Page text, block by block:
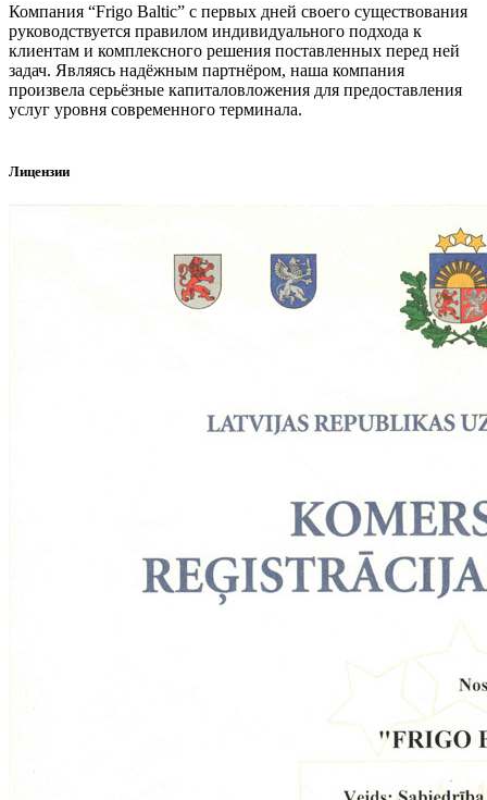
Компания “Frigo Baltic” с первых дней своего существования
руководствуется правилом индивидуального подхода к
клиентам и комплексного решения поставленных перед ней
задач. Являясь надёжным партнёром, наша компания
произвела серьёзные капиталовложения для предоставления
услуг уровня современного терминала.
Лицензии